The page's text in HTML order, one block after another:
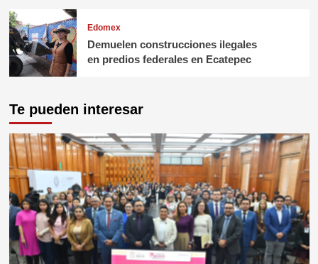
Edomex
Demuelen construcciones ilegales
en predios federales en Ecatepec
Te pueden interesar